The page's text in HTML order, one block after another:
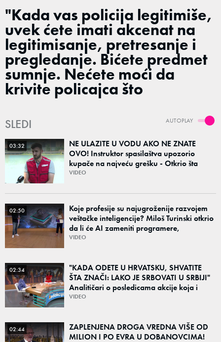
"Kada vas policija legitimiše,
uvek ćete imati akcenat na
legitimisanje, pretresanje i
pregledanje. Bićete predmet
sumnje. Nećete moći da
krivite policajca što
AUTOPLAY
SLEDI
03:32
NE ULAZITE U VODU AKO NE ZNATE
OVO! Instruktor spasilaštva upozorio
kupače na najveću grešku - Otkrio šta
nikako ne bi smeli na svoju ruku da radimo
VIDEO
02:50
Koje profesije su najugroženije razvojem
veštačke inteligencije? Miloš Turinski otkrio
da li će AI zameniti programere,
prevodioce i marketare
VIDEO
02:34
"KADA ODETE U HRVATSKU, SHVATITE
ŠTA ZNAČI: LAKO JE SRBOVATI U SRBIJI"
Analitičari o posledicama akcije koja i
danas deli region: "To su teške i bolne
VIDEO
02:44
ZAPLENJENA DROGA VREDNA VIŠE OD
MILION I PO EVRA U DOBANOVCIMA!